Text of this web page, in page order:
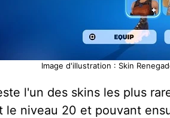
Image d'illustration : Skin
l'un des skins les plus
le niveau 20 et pouvant